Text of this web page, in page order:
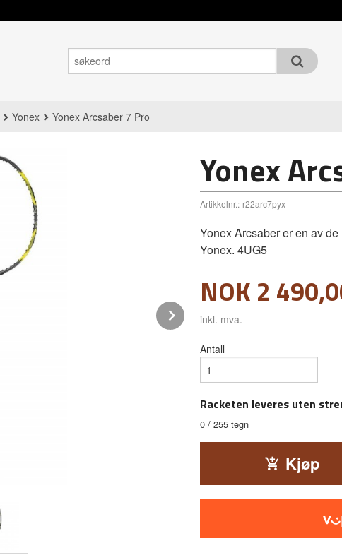
Yonex Yonex Arcsaber 7 Pro
Next
Yonex
Artikkelnr.: r22arc7pyx
Yonex Arcsaber er en av
Yonex. 4UG5
Pris
NOK 2
inkl. mva.
Antall
Racketen leveres uten
0 / 255 tegn
Kjøp